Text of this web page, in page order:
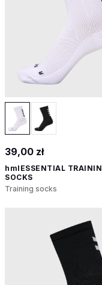
39,00 zł
hmlESSENTIAL
SOCKS
Training socks